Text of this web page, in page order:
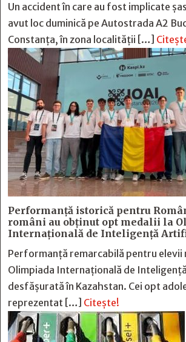
Un accident în care au fost implicate
avut loc duminică pe Autostrada A2
Constanța, în zona localității […]
Performanță istorică pentru
români au obținut opt medalii la
Internațională de Inteligență
Performanță remarcabilă pentru elevii
Olimpiada Internațională de
desfășurată în Kazahstan. Cei opt
reprezentat […] Citește!